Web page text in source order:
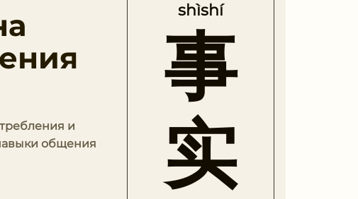
и
общения
shìshí
事
实